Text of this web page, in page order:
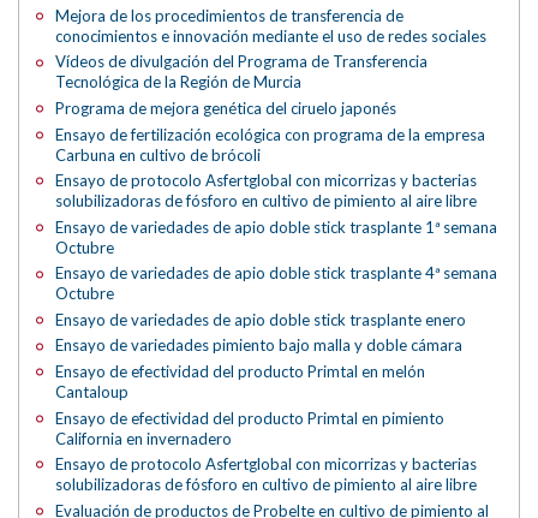
Mejora de los procedimientos de transferencia de
conocimientos e innovación mediante el uso de redes sociales
Vídeos de divulgación del Programa de Transferencia
Tecnológica de la Región de Murcia
Programa de mejora genética del ciruelo japonés
Ensayo de fertilización ecológica con programa de la empresa
Carbuna en cultivo de brócoli
Ensayo de protocolo Asfertglobal con micorrizas y bacterias
solubilizadoras de fósforo en cultivo de pimiento al aire libre
Ensayo de variedades de apio doble stick trasplante 1ª semana
Octubre
Ensayo de variedades de apio doble stick trasplante 4ª semana
Octubre
Ensayo de variedades de apio doble stick trasplante enero
Ensayo de variedades pimiento bajo malla y doble cámara
Ensayo de efectividad del producto Primtal en melón
Cantaloup
Ensayo de efectividad del producto Primtal en pimiento
California en invernadero
Ensayo de protocolo Asfertglobal con micorrizas y bacterias
solubilizadoras de fósforo en cultivo de pimiento al aire libre
Evaluación de productos de Probelte en cultivo de pimiento al